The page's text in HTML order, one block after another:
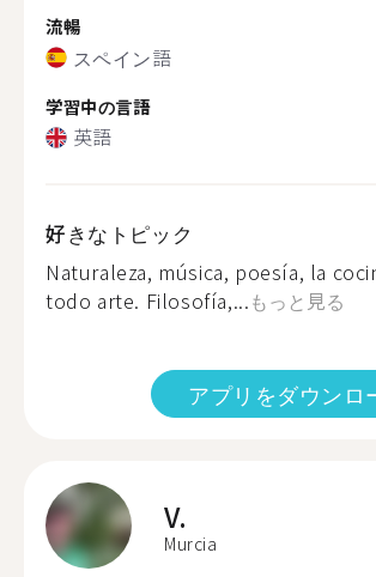
流暢
スペイン語
学習中の言語
英語
好きなトピック
Naturaleza, música, poesía, la
todo arte. Filosofía,...もっと見る
アプリをダウンロ
V.
Murcia